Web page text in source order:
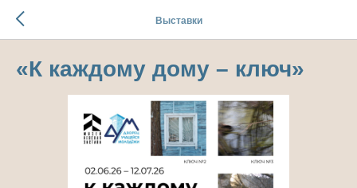
Выставки
«К каждому дому – ключ»